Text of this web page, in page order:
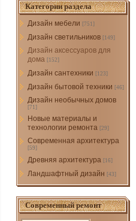
Категории раздела
Дизайн мебели [751]
Дизайн светильников [149]
Дизайн аксессуаров для
дома [152]
Дизайн сантехники [123]
Дизайн бытовой техники [46]
Дизайн необычных домов
[71]
Новые материалы и
технологии ремонта [29]
Современная архитектура
[59]
Древняя архитектура [16]
Ландшафтный дизайн [43]
Современный ремонт